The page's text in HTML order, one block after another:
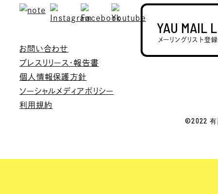
YAU MAIL
メーリングリスト登
お問い合わせ
プレスリリース・報告書
個人情報保護方針
ソーシャルメディアポリシー
利用規約
©2022 有